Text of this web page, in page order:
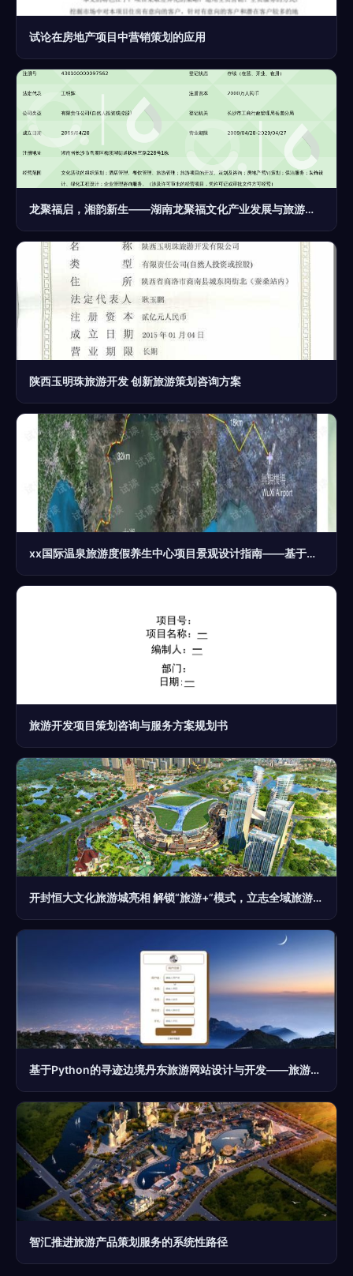
试论在房地产项目中营销策划的应用
龙聚福启，湘韵新生——湖南龙聚福文化产业发展与旅游开发项目策划咨询全案思考
陕西玉明珠旅游开发 创新旅游策划咨询方案
xx国际温泉旅游度假养生中心项目景观设计指南——基于旅游开发项目策划咨询的视角
旅游开发项目策划咨询与服务方案规划书
开封恒大文化旅游城亮相 解锁“旅游+”模式，立志全域旅游新标杆
基于Python的寻迹边境丹东旅游网站设计与开发——旅游开发项目策划咨询实践
智汇推进旅游产品策划服务的系统性路径